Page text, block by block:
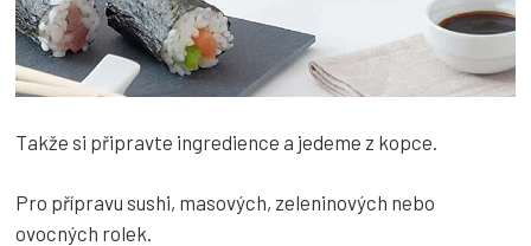
Takže si připravte ingredience a jedeme z kopce.
Pro přípravu sushi, masových, zeleninových nebo
ovocných rolek.